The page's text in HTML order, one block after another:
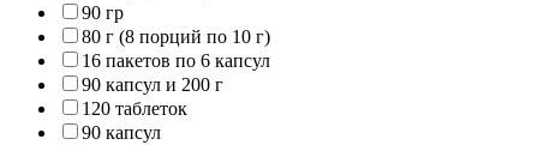
90 гр
80 г (8 порций по 10 г)
16 пакетов по 6 капсул
90 капсул и 200 г
120 таблеток
90 капсул